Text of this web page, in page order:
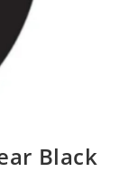
Black